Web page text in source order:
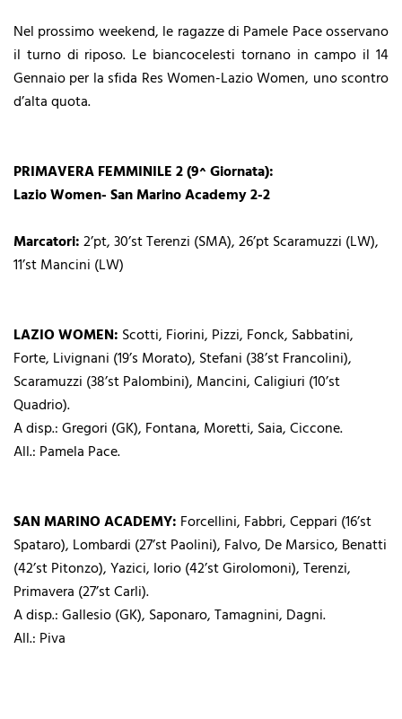
Nel prossimo weekend, le ragazze di Pamele Pace osservano
il turno di riposo. Le biancocelesti tornano in campo il 14
Gennaio per la sfida Res Women-Lazio Women, uno scontro
d’alta quota.
PRIMAVERA FEMMINILE 2 (9^ Giornata):
Lazio Women- San Marino Academy 2-2
Marcatori:2’pt, 30’st Terenzi (SMA), 26’pt Scaramuzzi (LW),
11’st Mancini (LW)
LAZIO WOMEN: Scotti, Fiorini, Pizzi, Fonck, Sabbatini,
Forte, Livignani (19’s Morato), Stefani (38’st Francolini),
Scaramuzzi (38’st Palombini), Mancini, Caligiuri (10’st
Quadrio).
A disp.: Gregori (GK), Fontana, Moretti, Saia, Ciccone.
All.: Pamela Pace.
SAN MARINO ACADEMY: Forcellini, Fabbri, Ceppari (16’st
Spataro), Lombardi (27’st Paolini), Falvo, De Marsico, Benatti
(42’st Pitonzo), Yazici, Iorio (42’st Girolomoni), Terenzi,
Primavera (27’st Carli).
A disp.: Gallesio (GK), Saponaro, Tamagnini, Dagni.
All.: Piva